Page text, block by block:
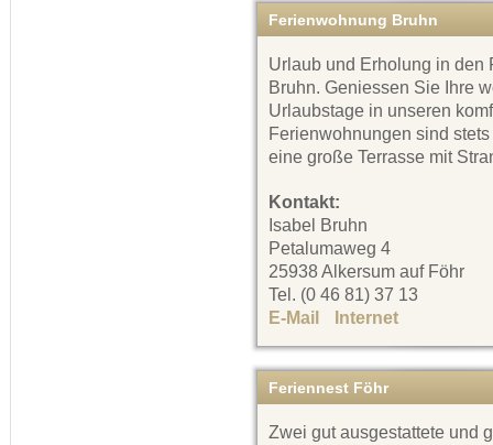
Ferienwohnung Bruhn
Urlaub und Erholung in den
Bruhn. Geniessen Sie Ihre
Urlaubstage in unseren
Ferienwohnungen sind
eine große Terrasse mit
Kontakt:
Isabel Bruhn
Petalumaweg 4
25938 Alkersum auf Föhr
Tel. (0 46 81) 37 13
E-Mail
Internet
Feriennest Föhr
Zwei gut ausgestattete und